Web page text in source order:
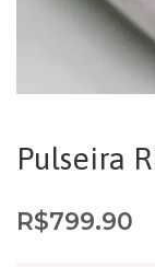
Pulseira
R$799.90